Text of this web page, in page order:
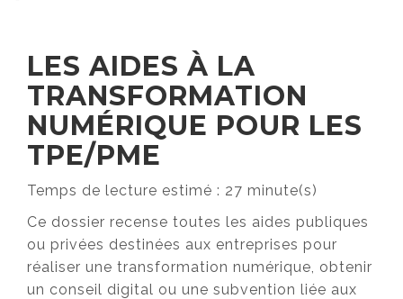
LES AIDES À LA
TRANSFORMATION
NUMÉRIQUE POUR LES
TPE/PME
Temps de lecture estimé : 27 minute(s)
Ce dossier recense toutes les aides publiques
ou privées destinées aux entreprises pour
réaliser une transformation numérique, obtenir
un conseil digital ou une subvention liée aux